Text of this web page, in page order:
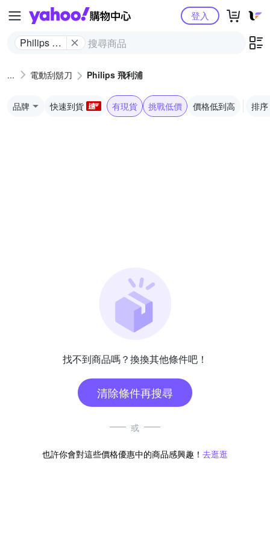
Yahoo購物中心
Philips 飛
登入
電動刮鬍刀 Philips 飛利浦
品牌 快速到貨 有現貨 挑戰低價 價格低到高 排序
找不到商品嗎？換換其他條件吧！
清除條件再搜尋
或
也許你會對這些價格優惠中的商品感興趣！ 去逛逛